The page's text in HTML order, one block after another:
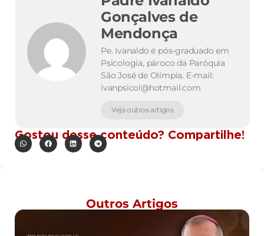
Gonçalves de
Mendonça
Pe. Ivanaldo é pós-graduado em
Psicologia, pároco da Paróquia
São José de Olímpia. E-mail:
ivanpsicol@hotmail.com
Veja outros artigos
Gostou desse conteúdo? Compartilhe!
Outros Artigos